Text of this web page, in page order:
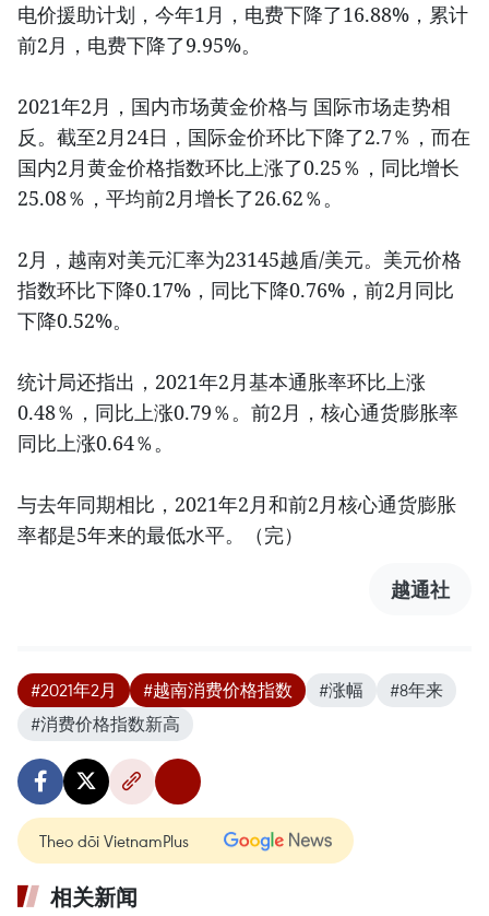
电价援助计划，今年1月，电费下降了16.88%，累计
前2月，电费下降了9.95%。
2021年2月，国内市场黄金价格与 国际市场走势相
反。截至2月24日，国际金价环比下降了2.7％，而在
国内2月黄金价格指数环比上涨了0.25％，同比增长
25.08％，平均前2月增长了26.62％。
2月，越南对美元汇率为23145越盾/美元。美元价格
指数环比下降0.17%，同比下降0.76%，前2月同比
下降0.52%。
统计局还指出，2021年2月基本通胀率环比上涨
0.48％，同比上涨0.79％。前2月，核心通货膨胀率
同比上涨0.64％。
与去年同期相比，2021年2月和前2月核心通货膨胀
率都是5年来的最低水平。（完）
越通社
#2021年2月 #越南消费价格指数 #涨幅
#8年来
#消费价格指数新高
Theo dõi VietnamPlus
相关新闻